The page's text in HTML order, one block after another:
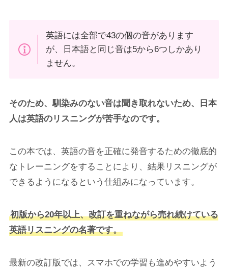
英語には全部で43の個の音があります
が、日本語と同じ音は5から6つしかあり
ません。
そのため、馴染みのない音は聞き取れないため、日本
人は英語のリスニングが苦手なのです。
この本では、英語の音を正確に発音するための徹底的
なトレーニングをすることにより、結果リスニングが
できるようになるという仕組みになっています。
初版から20年以上、改訂を重ねながら売れ続けている
英語リスニングの名著です。
最新の改訂版では、スマホでの学習も進めやすいよう